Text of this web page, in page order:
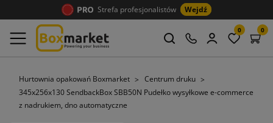
Strefa profesjonalistów Wejdź
0 0
Hurtownia opakowań Boxmarket
Centrum druku
345x256x130 SendbackBox SBB50N Pudełko wysyłkowe e-commerce
z nadrukiem, dno automatyczne